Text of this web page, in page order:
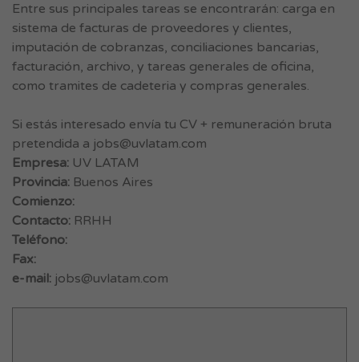
Entre sus principales tareas se encontrarán: carga en
sistema de facturas de proveedores y clientes,
imputación de cobranzas, conciliaciones bancarias,
facturación, archivo, y tareas generales de oficina,
como tramites de cadeteria y compras generales.
Si estás interesado envía tu CV + remuneración bruta
pretendida a jobs@uvlatam.com
Empresa: UV LATAM
Provincia: Buenos Aires
Comienzo:
Contacto: RRHH
Teléfono:
Fax:
e-mail: jobs@uvlatam.com